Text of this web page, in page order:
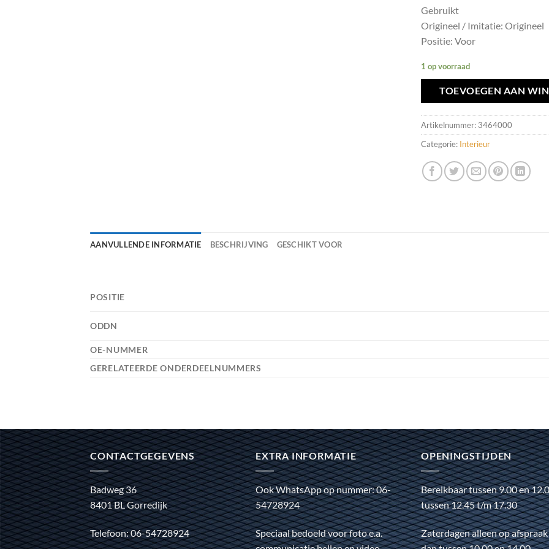
Gebruikt
Origineel / Imitatie: Origineel
Positie: Voor
1 op voorraad
TOEVOEGEN AAN
Artikelnummer: 3464000
Categorie: Interieur
AANVULLENDE INFORMATIE BESCHRIJVING GESCHIKT VOOR
POSITIE
ODDN
OE-NUMMER
GERELATEERDE ONDERDEELNUMMERS
CONTACTGEGEVENS
Badweg 36
8401 BL Gorredijk
Telefoon: 06-54728924
EXTRA INFORMATIE
Ook WhatsApp op nummer: 06-
54728924
Speciaal bedoeld voor foto e.a.
OPENINGSTIJDEN
Bereikbaar tussen 9.00 en
tussen 12.45 t/m 17.30
Zaterdagen alleen op